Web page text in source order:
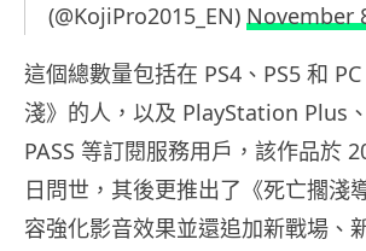
(@KojiPro2015_EN) November
這個總數量包括在 PS4、PS5 和
淺》的人，以及 PlayStation Plus
PASS 等訂閱服務用戶，該作品於
日問世，其後更推出了《死亡擱淺
容強化影音效果並還追加新戰場、